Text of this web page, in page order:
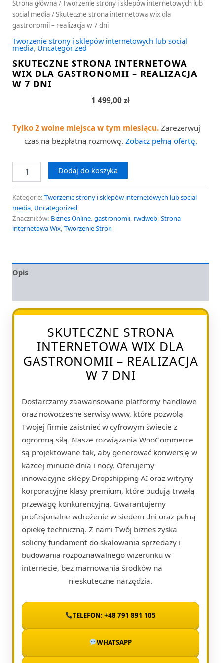
Strona główna /Tworzenie strony i sklepów internetowych lub
social media / Skuteczne strona internetowa wix dla
gastronomii – realizacja w 7 dni
Tworzenie strony i sklepów internetowych lub social
media, Uncategorized
SKUTECZNE STRONA INTERNETOWA
WIX DLA GASTRONOMII – REALIZACJA
W 7 DNI
1 499,00 zł
Tylko 2 wolne miejsca w tym miesiącu. Zarezerwuj
czas na bezpłatną rozmowę. Zobacz pełną ofertę.
Dodaj do koszyka
Kategorie: Tworzenie strony i sklepów internetowych lub social
media, Uncategorized
Znaczników: Biznes Online, gastronomii, rwdweb, Strona
internetowa Wix, Tworzenie Stron
Opis
SKUTECZNE STRONA
INTERNETOWA WIX DLA
GASTRONOMII – REALIZACJA
W 7 DNI
Dostarczamy zaawansowane platformy handlowe
oraz nowoczesne serwisy www, które pozwolą
Twojej firmie zaistnieć w cyfrowym świecie z
ogromną siłą. Nasze rozwiązania WooCommerce
są projektowane tak, aby generować konwersję w
każdej minucie dnia i nocy. Oferujemy
innowacyjne sklepy Dropshipping AI oraz witryny
korporacyjne klasy premium, które budują trwałą
przewagę konkurencyjną. Gwarantujemy
profesjonalne wdrożenie w siedem dni oraz pełną
opiekę techniczną. Z nami Twój biznes zyska
solidny fundament do skalowania sprzedaży i
budowania rozpoznawalnego wizerunku w
internecie, bez marnowania środków na
nieskuteczne narzędzia.
TELEFON: +48 791 891 105
WHATSAPP